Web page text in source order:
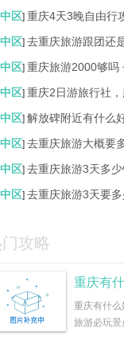
区] 重庆4天3晚自由行
区] 去重庆旅游跟团还
区] 重庆旅游2000够吗
区] 重庆2日游旅行社
区] 解放碑附近有什么
区] 去重庆旅游大概要
区] 去重庆旅游3天多
区] 去重庆旅游3天要
攻略
重庆有
重庆有什
旅游必玩景